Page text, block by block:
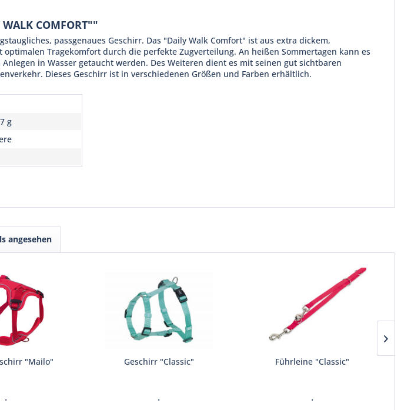
COMFORT""
passgenaues Geschirr. Das "Daily Walk Comfort" ist aus extra dickem,
Tragekomfort durch die perfekte Zugverteilung. An heißen Sommertagen kann es
in Wasser getaucht werden. Des Weiteren dient es mit seinen gut sichtbaren
Dieses Geschirr ist in verschiedenen Größen und Farben erhältlich.
g
angesehen
"Mailo"
.
Geschirr "Classic"
.
Führleine "Classic"
.